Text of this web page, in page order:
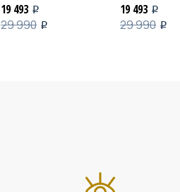
19 493 i
29 990 i
19 493 i
29 990 i